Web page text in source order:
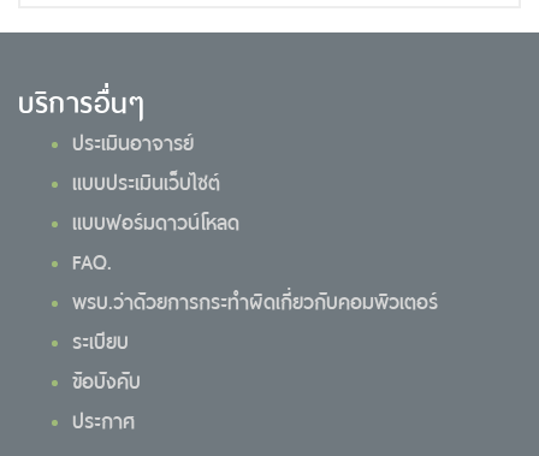
บริการอื่นๆ
ประเมินอาจารย์
แบบประเมินเว็บไซต์
แบบฟอร์มดาวน์โหลด
FAQ.
พรบ.ว่าด้วยการกระทำผิดเกี่ยวกับคอมพิวเตอร์
ระเบียบ
ข้อบังคับ
ประกาศ